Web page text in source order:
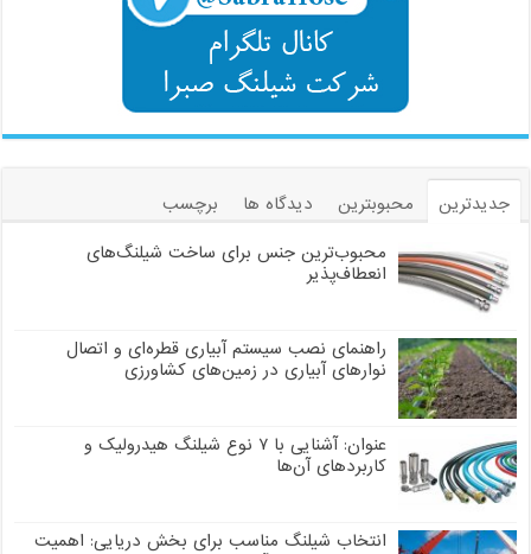
جدیدترین محبوبترین دیدگاه ها
برچسب
محبوب‌ترین جنس برای ساخت شیلنگ‌های
انعطاف‌پذیر
راهنمای نصب سیستم آبیاری قطره‌ای و اتصال
نوارهای آبیاری در زمین‌های کشاورزی
عنوان: آشنایی با ۷ نوع شیلنگ هیدرولیک و
کاربردهای آن‌ها
انتخاب شیلنگ مناسب برای بخش دریایی: اهمیت